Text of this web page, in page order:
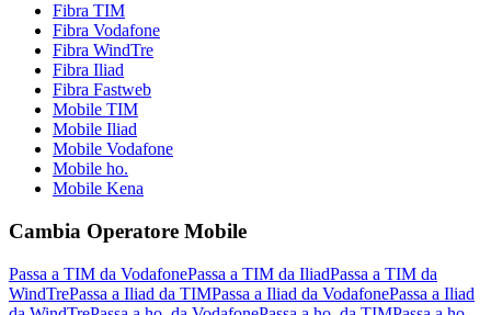
Fibra TIM
Fibra Vodafone
Fibra WindTre
Fibra Iliad
Fibra Fastweb
Mobile TIM
Mobile Iliad
Mobile Vodafone
Mobile ho.
Mobile Kena
Cambia Operatore Mobile
Passa a TIM da VodafonePassa a TIM da IliadPassa a TIM da
WindTrePassa a Iliad da TIMPassa a Iliad da VodafonePassa a Iliad